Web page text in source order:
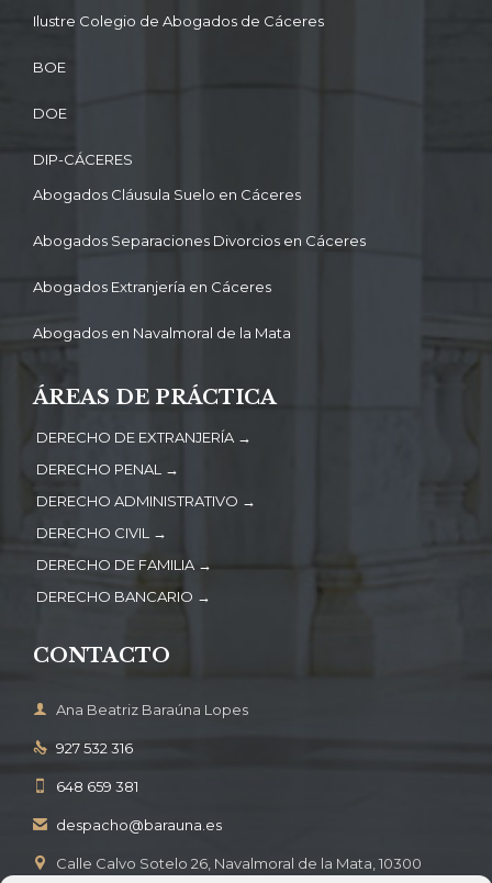
Ilustre Colegio de Abogados de Cáceres
BOE
DOE
DIP-CÁCERES
Abogados Cláusula Suelo en Cáceres
Abogados Separaciones Divorcios en Cáceres
Abogados Extranjería en Cáceres
Abogados en Navalmoral de la Mata
ÁREAS DE PRÁCTICA
DERECHO DE EXTRANJERÍA →
DERECHO PENAL →
DERECHO ADMINISTRATIVO →
DERECHO CIVIL →
DERECHO DE FAMILIA →
DERECHO BANCARIO →
CONTACTO
 Ana Beatriz Baraúna Lopes
 927 532 316
 648 659 381
 despacho@barauna.es

Calle Calvo Sotelo 26, Navalmoral de la Mata, 10300